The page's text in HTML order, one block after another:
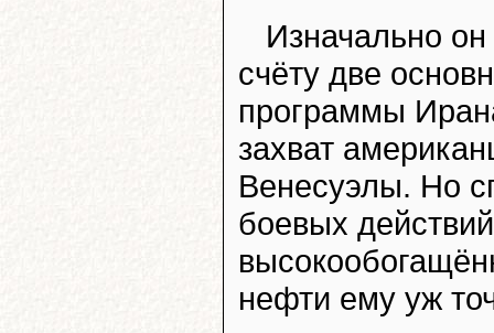
Изначально
счёту две
программы
захват
Венесуэлы. Но
боевых
нефти ему уж